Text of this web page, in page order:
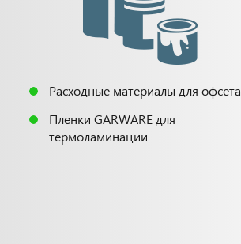
Расходные материалы для офсета
Пленки GARWARE для
термоламинации